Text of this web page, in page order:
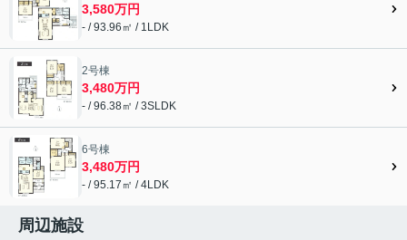
3,580万円
- / 93.96㎡ / 1LDK
2号棟
3,480万円
- / 96.38㎡ / 3SLDK
6号棟
3,480万円
- / 95.17㎡ / 4LDK
周辺施設